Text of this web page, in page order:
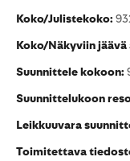
Koko/Julistekoko:
Koko/Näkyviin jäävä
Suunnittele kokoon:
Suunnittelukoon
Leikkuuvara
Toimitettava